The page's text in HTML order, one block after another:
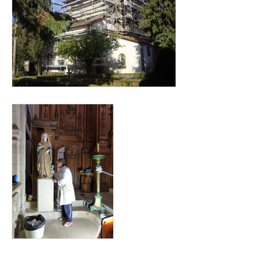
virgen_o_para_web.jpg